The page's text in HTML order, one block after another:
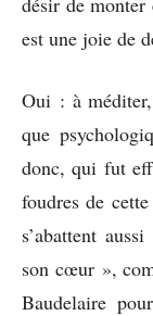
est une joie de
Oui : à
que
donc, qui fut
foudres de
s’abattent
son cœur »,
Baudelaire